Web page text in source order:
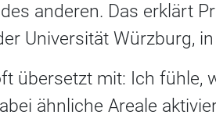
anderen. Das erklärt
Universität Würzburg,
übersetzt mit: Ich fühle,
ähnliche Areale